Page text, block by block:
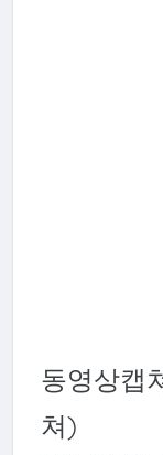
동영상캡
쳐)